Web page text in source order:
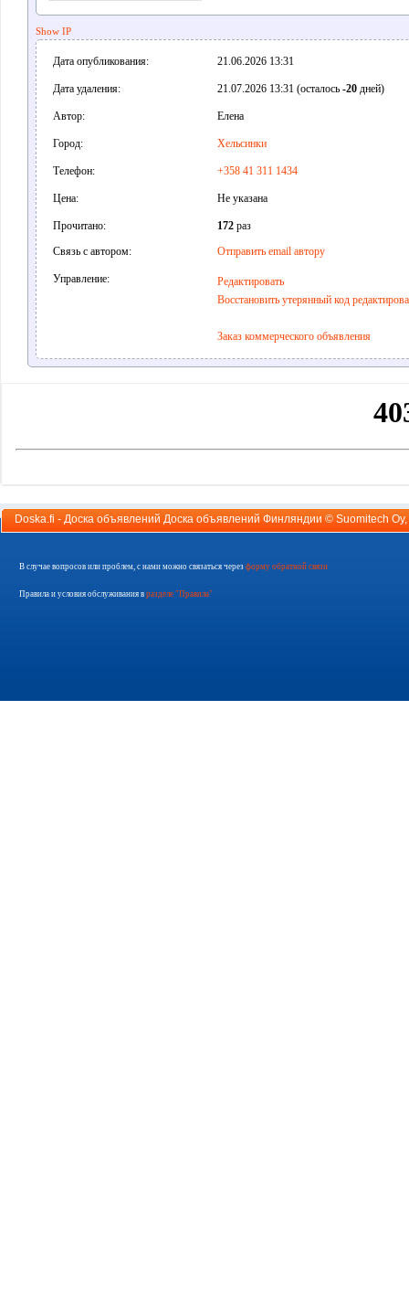
Show IP
Дата опубликования: 21.06.2026 13:31
Дата удаления: 21.07.2026 13:31 (осталось -20дней)
Автор: Елена
Город: Хельсинки
Телефон: +358 41 311 1434
Цена: Не указана
Прочитано: 172раз
Связь с автором:
Отправить email автору
Управление:
Редактировать
Восстановить утерянный код
Заказ коммерческого объявления
Doska.fi - Доска объявлений Доска объявлений Финляндии © Suomitech Oy
В случае вопросов или проблем, с нами можно связаться через форму обратной связи
Правила и условия обслуживания в разделе "Правила"